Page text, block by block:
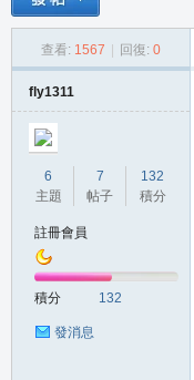
›
查看: 1567 回復: 0
fly1311
6
主題
7
帖子
132
積分
註冊會員
積分 132
發消息